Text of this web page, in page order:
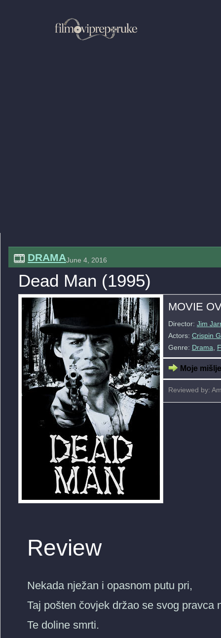
DRAMAJune 4, 2016
Dead Man (1995)
MOVIE
Director: Jim
Actors: Crispin
Genre: Drama
Moje
Reviewed by:
Review
Nekada nježan i opasnom putu pri,
Taj pošten čovjek držao se svog pravca
Te doline smrti.